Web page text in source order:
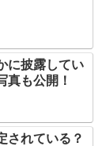
に披露してい
真も公開！
されている？